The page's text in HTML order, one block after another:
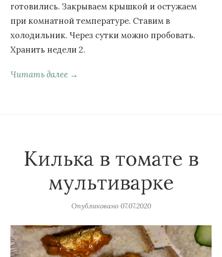
готовились. Закрываем крышкой и остужаем
при комнатной температуре. Ставим в
холодильник. Через сутки можно пробовать.
Хранить недели 2.
Читать далее →
Килька в томате в
мультиварке
Опубликовано 07.07.2020